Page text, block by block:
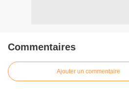
Commentaires
Ajouter un commentaire